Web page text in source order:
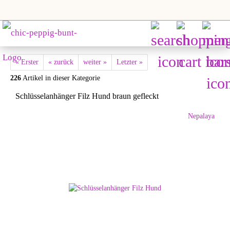
« Erster « zurück weiter » Letzter »
226 Artikel in dieser Kategorie
Schlüsselanhänger Filz Hund braun gefleckt
Nepalaya